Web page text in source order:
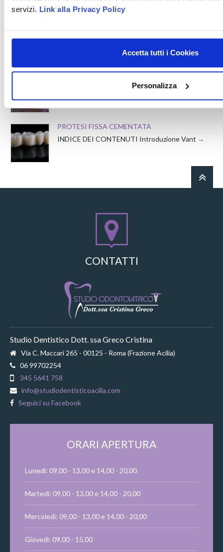
servizi. Link alla Privacy Policy
Accetta tutti i Cookies
Personalizza
INDICE DEI CONTENUTI Cattiva igiene orale
PERCHE' UN DENTISTA DEVE OFFRIRE LA
PRIMA VISITA G
PROTESI FISSA CEMENTATA
INDICE DEI CONTENUTI Introduzione Vant
CONTATTI
Studio Dentistico Dott. ssa Greco Cristina
Via C. Maccari 265 - 00125 - Roma (Frazione Acilia)
06 99702254
345 5641 758
info@studiodentisticoacilia.com
Seguici su Facebook
ORARI APERTURA
Lunedì: 09,00 - 13,00 e 14,00 - 20,00
Martedì: 09,00 - 13,00 e 14,00 - 20,00
Mercoledì: 09,00 - 13,00 e 14,00 - 20,00
Giovedì: 09,00 - 15,00